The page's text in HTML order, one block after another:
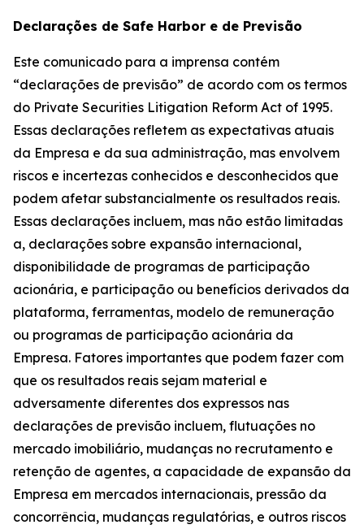
Declarações de Safe Harbor e de Previsão
Este comunicado para a imprensa contém
“declarações de previsão” de acordo com os termos
do Private Securities Litigation Reform Act of 1995.
Essas declarações refletem as expectativas atuais
da Empresa e da sua administração, mas envolvem
riscos e incertezas conhecidos e desconhecidos que
podem afetar substancialmente os resultados reais.
Essas declarações incluem, mas não estão limitadas
a, declarações sobre expansão internacional,
disponibilidade de programas de participação
acionária, e participação ou benefícios derivados da
plataforma, ferramentas, modelo de remuneração
ou programas de participação acionária da
Empresa. Fatores importantes que podem fazer com
que os resultados reais sejam material e
adversamente diferentes dos expressos nas
declarações de previsão incluem, flutuações no
mercado imobiliário, mudanças no recrutamento e
retenção de agentes, a capacidade de expansão da
Empresa em mercados internacionais, pressão da
concorrência, mudanças regulatórias, e outros riscos